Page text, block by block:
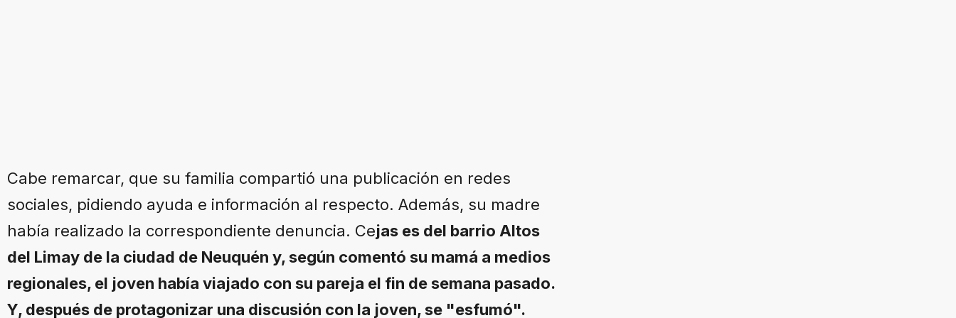
Cabe remarcar, que su familia compartió una publicación en redes
sociales, pidiendo ayuda e información al respecto. Además, su madre
había realizado la correspondiente denuncia. Cejas es del barrio Altos
del Limay de la ciudad de Neuquén y, según comentó su mamá a medios
regionales, el joven había viajado con su pareja el fin de semana pasado.
Y, después de protagonizar una discusión con la joven, se "esfumó".